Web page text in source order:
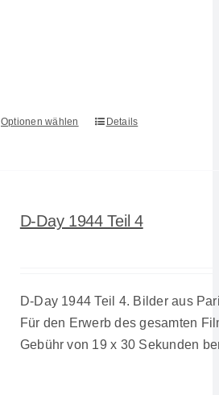
Optionen wählen Details
D-Day 1944 Teil 4
D-Day 1944 Teil 4. Bilder aus
Für den Erwerb des gesamten
Gebühr von 19 x 30 Sekunden